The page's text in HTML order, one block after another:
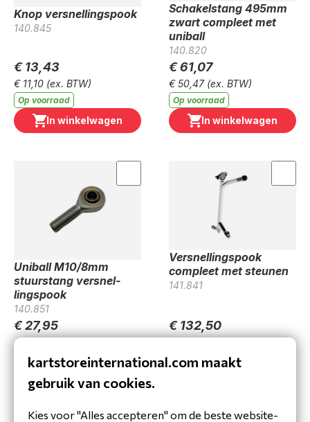
Knop versnel­lingspook
140.845
€ 13,43
€ 11,10 (ex. BTW)
Op voorraad
In winkelwagen
Schakelstang 495mm
zwart compleet met
uniball
140.820
€ 61,07
€ 50,47 (ex. BTW)
Op voorraad
In winkelwagen
Uniball M10/8mm
stuurstang versnel­
lingspook
140.851
€ 27,95
€ 23,10
Op voorraad
In winkelwagen
Versnel­lingspook
compleet met steunen
141.841
€ 132,50
Op voorraad
kartstoreinternational.com maakt
gebruik van cookies.
Kies voor "Alles accepteren" om de beste website-